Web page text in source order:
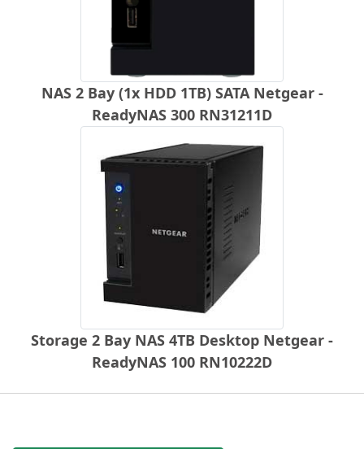
NAS 2 Bay (1x HDD 1TB) SATA Netgear -
ReadyNAS 300 RN31211D
Storage 2 Bay NAS 4TB Desktop Netgear -
ReadyNAS 100 RN10222D